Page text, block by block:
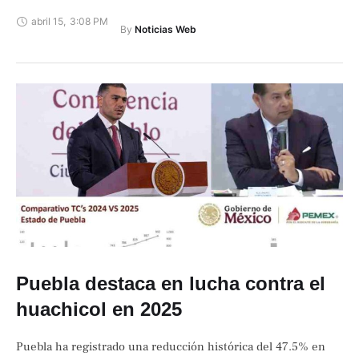
abril 15, 3:08 PM
By Noticias Web
Puebla destaca en lucha contra el
huachicol en 2025
Puebla ha registrado una reducción histórica del 47.5% en